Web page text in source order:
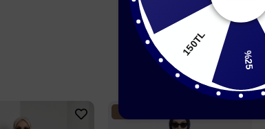
%25
150TL